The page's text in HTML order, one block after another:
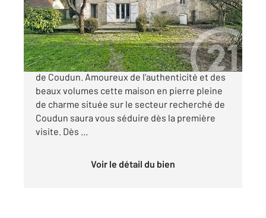
Maison à vendre
324 000 €
Maison de caractère en pierre sur le secteur
de Coudun. Amoureux de l'authenticité et des
beaux volumes cette maison en pierre pleine
de charme située sur le secteur recherché de
Coudun saura vous séduire dès la première
visite. Dès ...
Voir le détail du bien